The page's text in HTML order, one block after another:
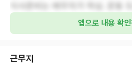
앱으로 내용 확인
근무지